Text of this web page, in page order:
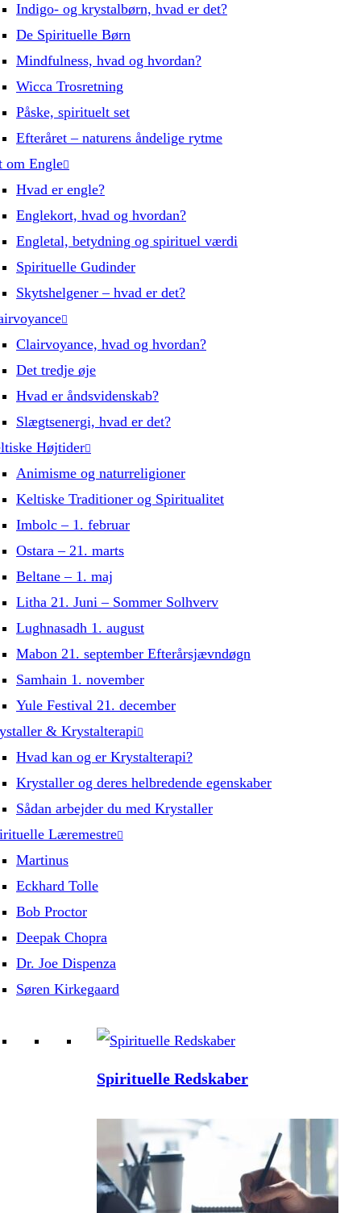
Indigo- og krystalbørn, hvad er det?
De Spirituelle Børn
Mindfulness, hvad og hvordan?
Wicca Trosretning
Påske, spirituelt set
Efteråret – naturens åndelige rytme
om Engle
Hvad er engle?
Englekort, hvad og hvordan?
Engletal, betydning og spirituel værdi
Spirituelle Gudinder
Skytshelgener – hvad er det?
Clairvoyance, hvad og hvordan?
Det tredje øje
Hvad er åndsvidenskab?
Slægtsenergi, hvad er det?
Højtider
Animisme og naturreligioner
Keltiske Traditioner og Spiritualitet
Imbolc – 1. februar
Ostara – 21. marts
Beltane – 1. maj
Litha 21. Juni – Sommer Solhverv
Lughnasadh 1. august
Mabon 21. september Efterårsjævndøgn
Samhain 1. november
Yule Festival 21. december
& Krystalterapi
Hvad kan og er Krystalterapi?
Krystaller og deres helbredende egenskaber
Sådan arbejder du med Krystaller
Læremestre
Martinus
Eckhard Tolle
Bob Proctor
Deepak Chopra
Dr. Joe Dispenza
Søren Kirkegaard
Spirituelle Redskaber